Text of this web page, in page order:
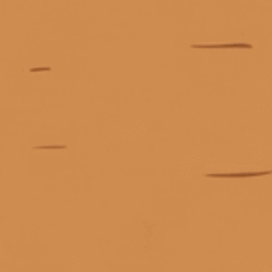
cách kiểm tra rượu macallan thật giả
Giấy phép kinh doanh bán lẻ rượu số 299/GP-PKT do Phòng Kinh tế